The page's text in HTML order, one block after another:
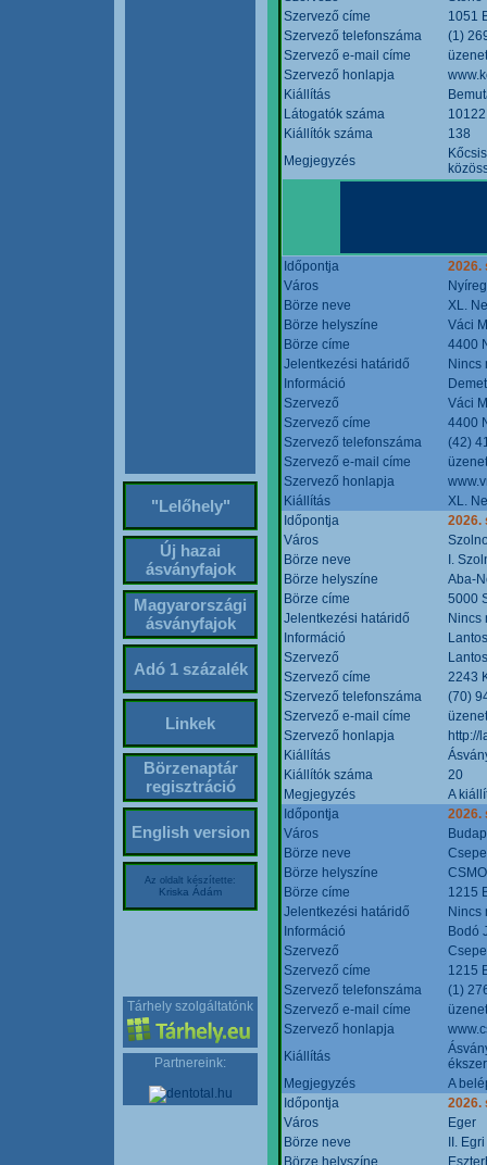
"Lelőhely"
Új hazai
ásványfajok
Magyarországi
ásványfajok
Adó 1 százalék
Linkek
Börzenaptár
regisztráció
English version
Az oldalt készítette:
Kriska Ádám
Tárhely szolgáltatónk
Partnereink:
Szervező címe
1051
Szervező telefonszáma
(1)
Szervező e-mail címe
Szervező honlapja
Kiállítás
Látogatók száma
10122
Kiállítók száma
138
Megjegyzés
Időpontja
2026.
Város
Börze neve
XL.
Börze helyszíne
Váci
Börze címe
4400
Jelentkezési határidő
Nincs
Információ
Szervező
Váci
Szervező címe
4400
Szervező telefonszáma
(42)
Szervező e-mail címe
Szervező honlapja
Kiállítás
XL.
Időpontja
2026.
Város
Börze neve
I.
Börze helyszíne
Aba-
Börze címe
5000
Jelentkezési határidő
Nincs
Információ
Szervező
Szervező címe
2243
Szervező telefonszáma
(70)
Szervező e-mail címe
Szervező honlapja
http://
Kiállítás
Kiállítók száma
20
Megjegyzés
A
Időpontja
2026.
Város
Börze neve
Börze helyszíne
Börze címe
1215
Jelentkezési határidő
Nincs
Információ
Bodó
Szervező
Szervező címe
1215
Szervező telefonszáma
(1)
Szervező e-mail címe
Szervező honlapja
Kiállítás
Megjegyzés
A
Időpontja
2026.
Város
Eger
Börze neve
II.
Börze helyszíne